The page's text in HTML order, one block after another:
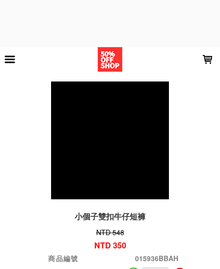
小個子雙扣牛仔短褲
NTD 548
NTD 350
商品編號
015936BBAH